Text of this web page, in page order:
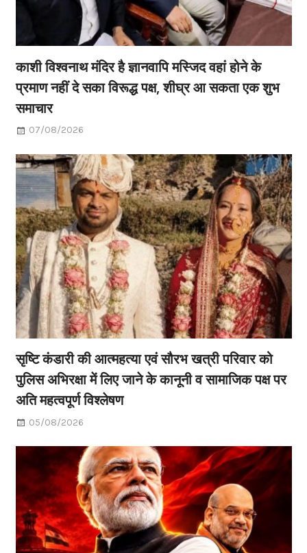
काशी विश्वनाथ मंदिर है ज्ञानवापि मस्जिद वहां होने के
प्रमाण नहीं दे सका विरूद्ध पक्ष, शीघ्र आ सकता एक शुभ
समाचार
07/08/2026
सृष्टि कंडारी की आत्महत्या एवं सौरभ खत्री परिवार को
पुलिस अभिरक्षा में लिए जाने के कानूनी व सामाजिक पक्ष पर
अति महत्वपूर्ण विश्लेषण
05/08/2026